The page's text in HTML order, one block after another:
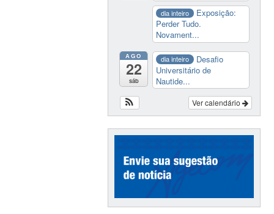
dia inteiro
Exposição:
Perder Tudo.
Novament...
AGO
22
sáb
dia inteiro
Desafio
Universitário de
Nautide...
Ver calendário